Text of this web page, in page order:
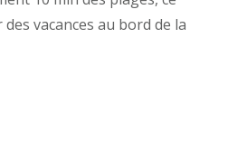
vacances au bord de la